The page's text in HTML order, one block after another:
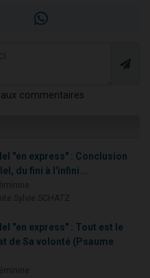
commentaires
"en express" : Conclusion
du fini à l'infini...
"en express" : Tout est le
de Sa volonté (Psaume